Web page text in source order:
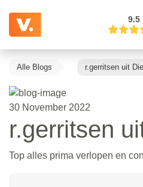
9.5
Alle Blogs r.gerritsen uit
30 November 2022
r.gerritsen
Top alles prima verlopen en